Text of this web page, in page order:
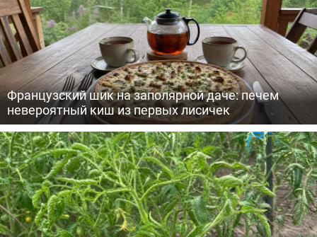
Французский шик на заполярной даче: печем
невероятный киш из первых лисичек